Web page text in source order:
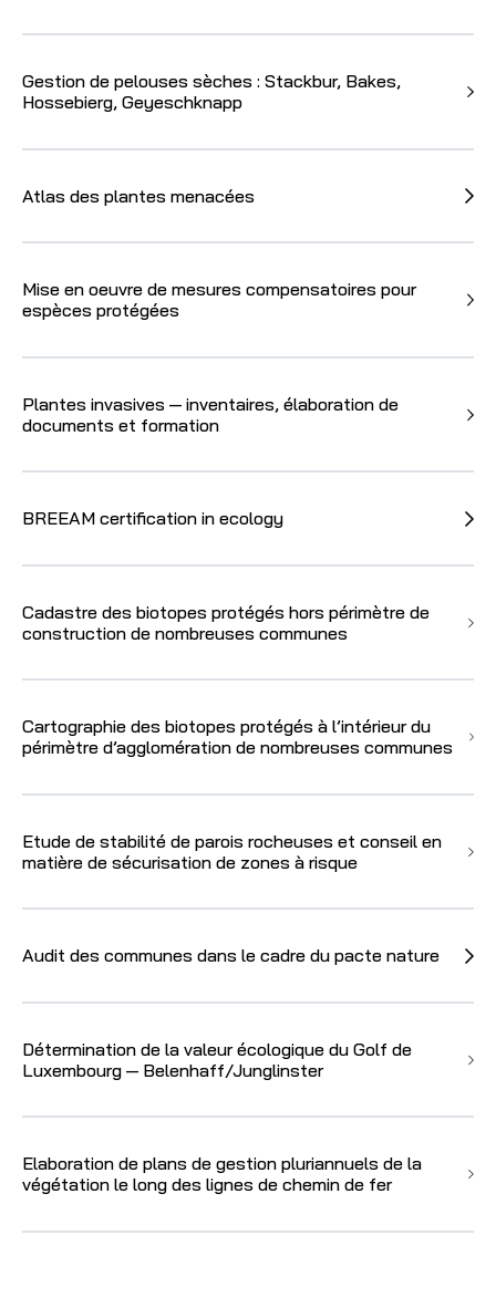
Gestion de pelouses sèches : Stackbur, Bakes,
Hossebierg, Geyeschknapp
Atlas des plantes menacées
Mise en oeuvre de mesures compensatoires pour
espèces protégées
Plantes invasives — inventaires, élaboration de
documents et formation
BREEAM certification in ecology
Cadastre des biotopes protégés hors périmètre de
construction de nombreuses communes
Cartographie des biotopes protégés à l’intérieur du
périmètre d’agglomération de nombreuses communes
Etude de stabilité de parois rocheuses et conseil en
matière de sécurisation de zones à risque
Audit des communes dans le cadre du pacte nature
Détermination de la valeur écologique du Golf de
Luxembourg — Belenhaff/​Junglinster
Elaboration de plans de gestion pluriannuels de la
végétation le long des lignes de chemin de fer